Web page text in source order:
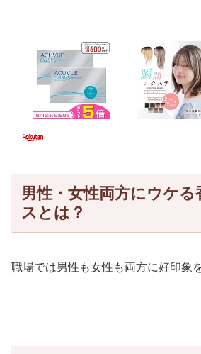
男性・女性両方にウケ
スとは？
職場では男性も女性も両方に好印象